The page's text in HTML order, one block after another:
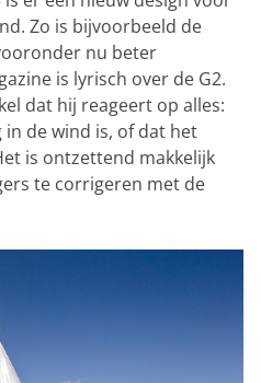
Zo is bijvoorbeeld de
nu beter
is lyrisch over de G2.
dat hij reageert op alles:
de wind is, of dat het
is ontzettend makkelijk
te corrigeren met de